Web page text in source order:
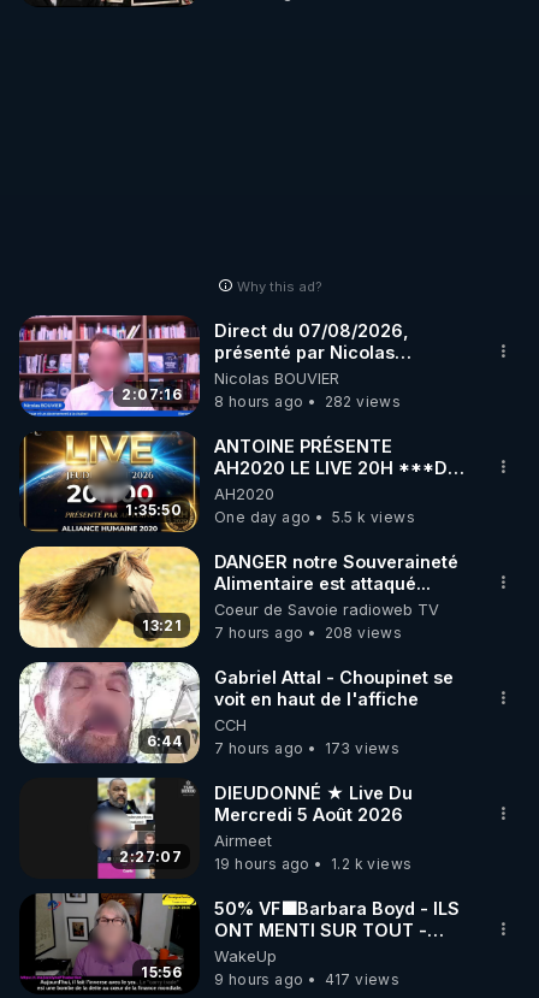
Why this ad?
2:07:16
Direct du 07/08/2026,
présenté par Nicolas
BOUVIER
Nicolas BOUVIER
8 hours ago
282 views
1:35:50
ANTOINE PRÉSENTE
AH2020 LE LIVE 20H ***DU
06/08/2026***
AH2020
One day ago
5.5 k views
13:21
DANGER notre Souveraineté
Alimentaire est attaqué...
Coeur de Savoie radioweb TV
7 hours ago
208 views
6:44
Gabriel Attal - Choupinet se
voit en haut de l'affiche
CCH
7 hours ago
173 views
2:27:07
DIEUDONNÉ ★ Live Du
Mercredi 5 Août 2026
Airmeet
19 hours ago
1.2 k views
15:56
50% VF🟩Barbara Boyd - ILS
ONT MENTI SUR TOUT -
Jocelyne Traduction
WakeUp
9 hours ago
417 views